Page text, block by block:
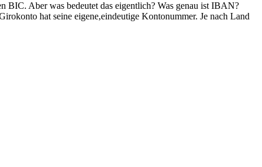
BIC. Aber was bedeutet das eigentlich? Was genau ist IBAN?
hat seine eigene,eindeutige Kontonummer. Je nach Land